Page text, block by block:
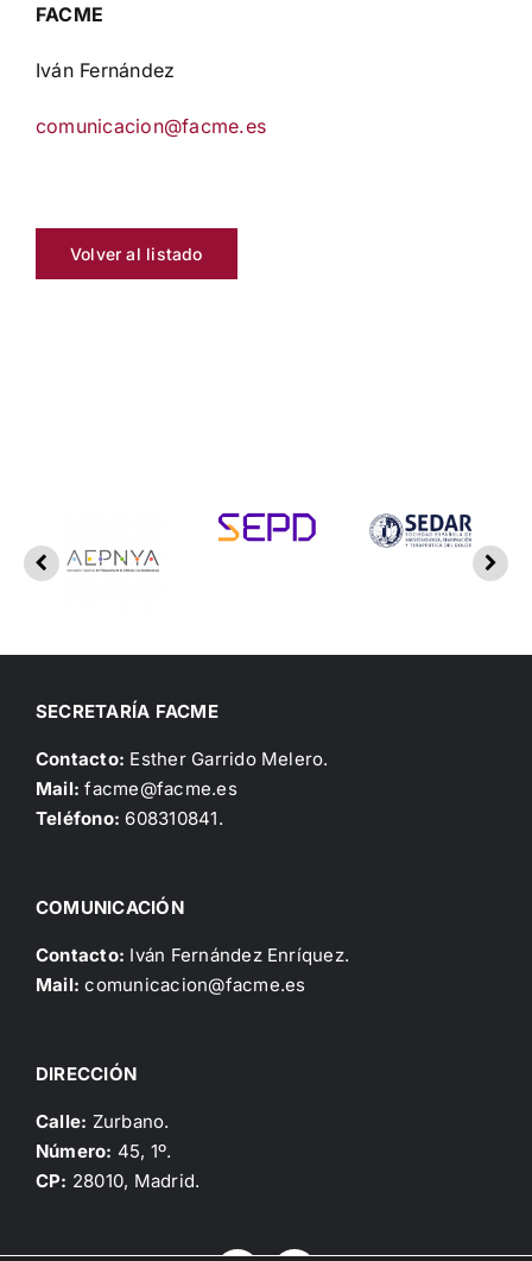
FACME
Iván Fernández
comunicacion@facme.es
Volver al listado
SECRETARÍA FACME
Contacto: Esther Garrido Melero.
Mail: facme@facme.es
Teléfono: 608310841.
COMUNICACIÓN
Contacto: Iván Fernández Enríquez.
Mail: comunicacion@facme.es
DIRECCIÓN
Calle: Zurbano.
Número: 45, 1º.
CP: 28010, Madrid.